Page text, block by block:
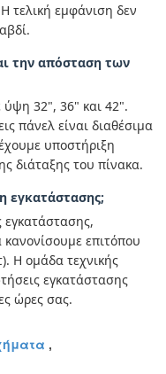
τελική εμφάνιση δεν
την απόσταση των
ύψη 32", 36" και 42".
πάνελ είναι διαθέσιμα
υποστήριξη
διάταξης του πίνακα.
εγκατάστασης;
κανονίσουμε επιτόπου
Η ομάδα τεχνικής
εγκατάστασης
ώρες σας.
,